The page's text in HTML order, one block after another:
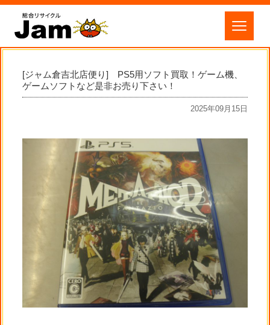
[ジャム倉吉北店便り] PS5用ソフト買取！ゲーム機、
ゲームソフトなど是非お売り下さい！
2025年09月15日